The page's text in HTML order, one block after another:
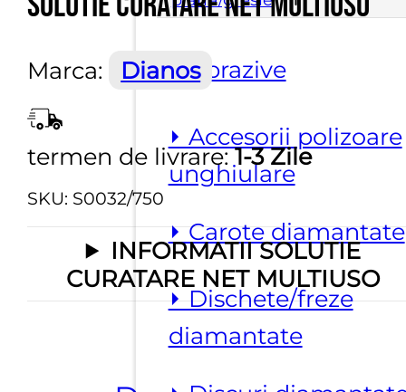
⏵ Abrazive
⏵ Accesorii polizoare
unghiulare
⏵ Carote diamantate
⏵ Dischete/freze
diamantate
Marca: Dianos
termen de livrare:1-3 Zile
SKU: S0032/750
INFORMATII SOLUTIE
CURATARE NET MULTIUSO